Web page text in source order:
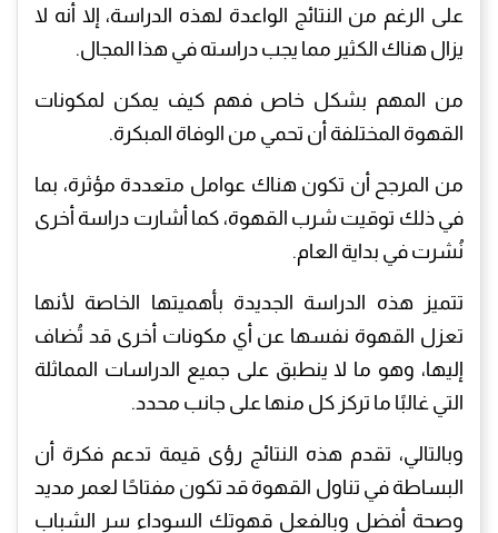
على الرغم من النتائج الواعدة لهذه الدراسة، إلا أنه لا
يزال هناك الكثير مما يجب دراسته في هذا المجال.
من المهم بشكل خاص فهم كيف يمكن لمكونات
القهوة المختلفة أن تحمي من الوفاة المبكرة.
من المرجح أن تكون هناك عوامل متعددة مؤثرة، بما
في ذلك توقيت شرب القهوة، كما أشارت دراسة أخرى
نُشرت في بداية العام.
تتميز هذه الدراسة الجديدة بأهميتها الخاصة لأنها
تعزل القهوة نفسها عن أي مكونات أخرى قد تُضاف
إليها، وهو ما لا ينطبق على جميع الدراسات المماثلة
التي غالبًا ما تركز كل منها على جانب محدد.
وبالتالي، تقدم هذه النتائج رؤى قيمة تدعم فكرة أن
البساطة في تناول القهوة قد تكون مفتاحًا لعمر مديد
وصحة أفضل وبالفعل قهوتك السوداء سر الشباب